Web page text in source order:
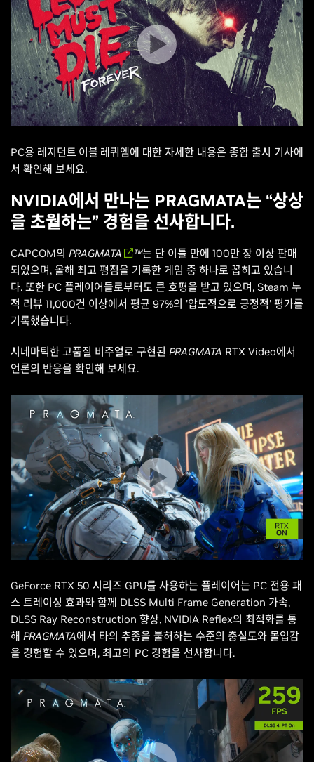
PC용 레지던트 이블 레퀴엠에 대한 자세한 내용은 종합 출시 기사에
서 확인해 보세요.
NVIDIA에서 만나는 PRAGMATA는 “상상
을 초월하는” 경험을 선사합니다.
CAPCOM의 PRAGMATA ™는 단 이틀 만에 100만 장 이상 판매
되었으며, 올해 최고 평점을 기록한 게임 중 하나로 꼽히고 있습니
다. 또한 PC 플레이어들로부터도 큰 호평을 받고 있으며, Steam 누
적 리뷰 11,000건 이상에서 평균 97%의 '압도적으로 긍정적' 평가를
기록했습니다.
시네마틱한 고품질 비주얼로 구현된 PRAGMATA RTX Video에서
언론의 반응을 확인해 보세요.
GeForce RTX 50 시리즈 GPU를 사용하는 플레이어는 PC 전용 패
스 트레이싱 효과와 함께 DLSS Multi Frame Generation 가속,
DLSS Ray Reconstruction 향상, NVIDIA Reflex의 최적화를 통
해 PRAGMATA에서 타의 추종을 불허하는 수준의 충실도와 몰입감
을 경험할 수 있으며, 최고의 PC 경험을 선사합니다.